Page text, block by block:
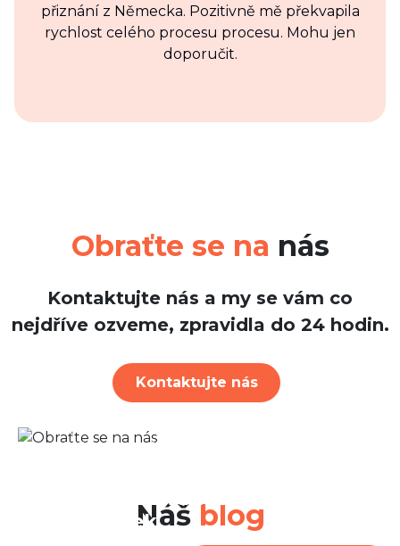
přiznání z Německa. Pozitivně mě překvapila
rychlost celého procesu procesu. Mohu jen
doporučit.
Obraťte se na nás
Kontaktujte nás a my se vám co
nejdříve ozveme, zpravidla do 24 hodin.
Kontaktujte nás
Náš blog
30. červenec 2026
režimu: Nová výše zálohy a
přeplatek